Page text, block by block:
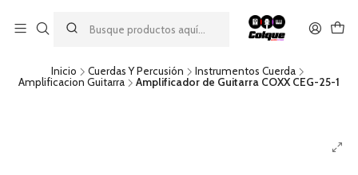
descuento por pago con transferencia bancaria
por una compra mínima de $49.990. Este descuento no es
acumulable a otras promociones ni aplicable a gastos de envío.
Inicio Cuerdas Y Percusión
Instrumentos Cuerda
Amplificacion Guitarra
Amplificador de Guitarra COXX CEG-25-1